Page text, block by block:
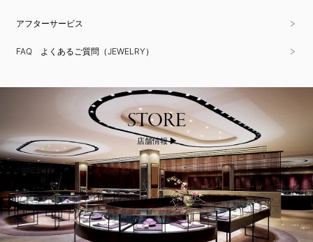
アフターサービス
FAQ よくあるご質問（JEWELRY）
STORE
店舗情報 ▶